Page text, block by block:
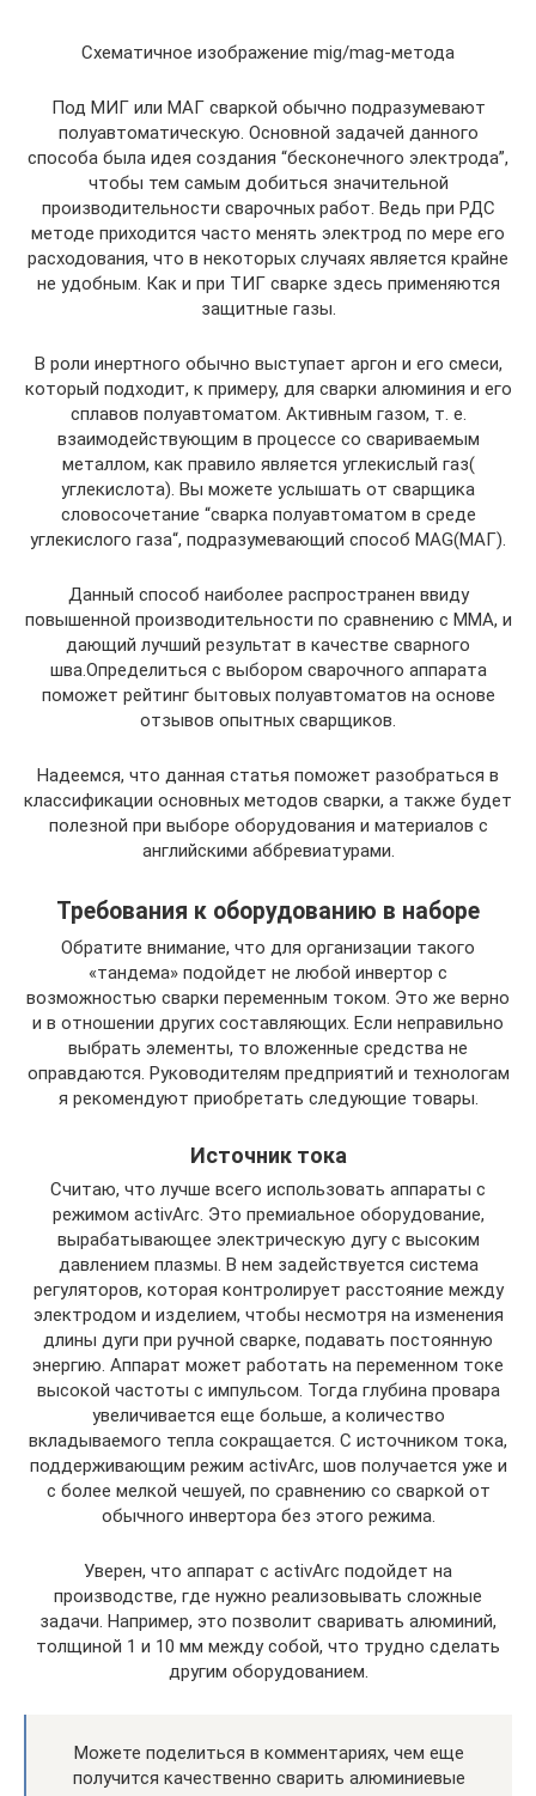
Схематичное изображение mig/mag-метода
Под МИГ или МАГ сваркой обычно подразумевают
полуавтоматическую. Основной задачей данного
способа была идея создания “бесконечного электрода”,
чтобы тем самым добиться значительной
производительности сварочных работ. Ведь при РДС
методе приходится часто менять электрод по мере его
расходования, что в некоторых случаях является крайне
не удобным. Как и при ТИГ сварке здесь применяются
защитные газы.
В роли инертного обычно выступает аргон и его смеси,
который подходит, к примеру, для сварки алюминия и его
сплавов полуавтоматом. Активным газом, т. е.
взаимодействующим в процессе со свариваемым
металлом, как правило является углекислый газ(
углекислота). Вы можете услышать от сварщика
словосочетание “сварка полуавтоматом в среде
углекислого газа“, подразумевающий способ MAG(МАГ).
Данный способ наиболее распространен ввиду
повышенной производительности по сравнению с MMA, и
дающий лучший результат в качестве сварного
шва.Определиться с выбором сварочного аппарата
поможет рейтинг бытовых полуавтоматов на основе
отзывов опытных сварщиков.
Надеемся, что данная статья поможет разобраться в
классификации основных методов сварки, а также будет
полезной при выборе оборудования и материалов с
английскими аббревиатурами.
Требования к оборудованию в наборе
Обратите внимание, что для организации такого
«тандема» подойдет не любой инвертор с
возможностью сварки переменным током. Это же верно
и в отношении других составляющих. Если неправильно
выбрать элементы, то вложенные средства не
оправдаются. Руководителям предприятий и технологам
я рекомендуют приобретать следующие товары.
Источник тока
Считаю, что лучше всего использовать аппараты с
режимом activArc. Это премиальное оборудование,
вырабатывающее электрическую дугу с высоким
давлением плазмы. В нем задействуется система
регуляторов, которая контролирует расстояние между
электродом и изделием, чтобы несмотря на изменения
длины дуги при ручной сварке, подавать постоянную
энергию. Аппарат может работать на переменном токе
высокой частоты с импульсом. Тогда глубина провара
увеличивается еще больше, а количество
вкладываемого тепла сокращается. С источником тока,
поддерживающим режим activArc, шов получается уже и
с более мелкой чешуей, по сравнению со сваркой от
обычного инвертора без этого режима.
Уверен, что аппарат с activArc подойдет на
производстве, где нужно реализовывать сложные
задачи. Например, это позволит сваривать алюминий,
толщиной 1 и 10 мм между собой, что трудно сделать
другим оборудованием.
Можете поделиться в комментариях, чем еще
получится качественно сварить алюминиевые